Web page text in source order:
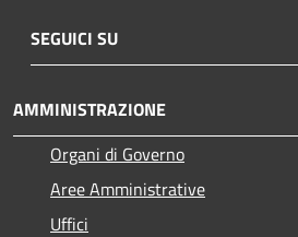
SEGUICI SU
AMMINISTRAZIONE
Organi di Governo
Aree Amministrative
Uffici